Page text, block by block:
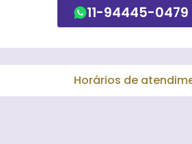
11-94445-0479
Horários de